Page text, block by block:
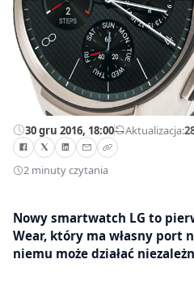
30 gru 2016, 18:00—Aktualizacja:
2 minuty czytania
Nowy smartwatch LG to
Wear, który ma własny port
niemu może działać